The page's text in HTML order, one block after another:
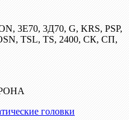
3Е70, 3Д70, G, KRS, PSP,
TSL, TS, 2400, СК, СП,
головки